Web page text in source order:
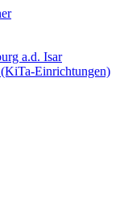
a.d. Isar
(KiTa-Einrichtungen)